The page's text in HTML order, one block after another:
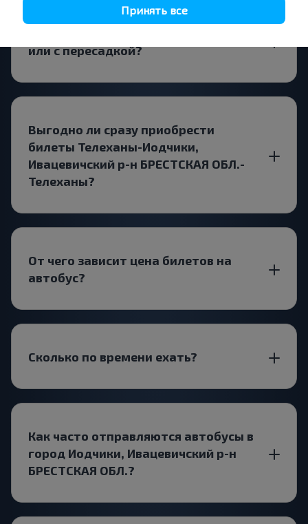
или с пересадкой?
Выгодно ли сразу приобрести
билеты Телеханы-Иодчики,
Ивацевичский р-н БРЕСТСКАЯ ОБЛ.-
Телеханы?
От чего зависит цена билетов на
автобус?
Сколько по времени ехать?
Как часто отправляются автобусы в
город Иодчики, Ивацевичский р-н
БРЕСТСКАЯ ОБЛ.?
Принять все